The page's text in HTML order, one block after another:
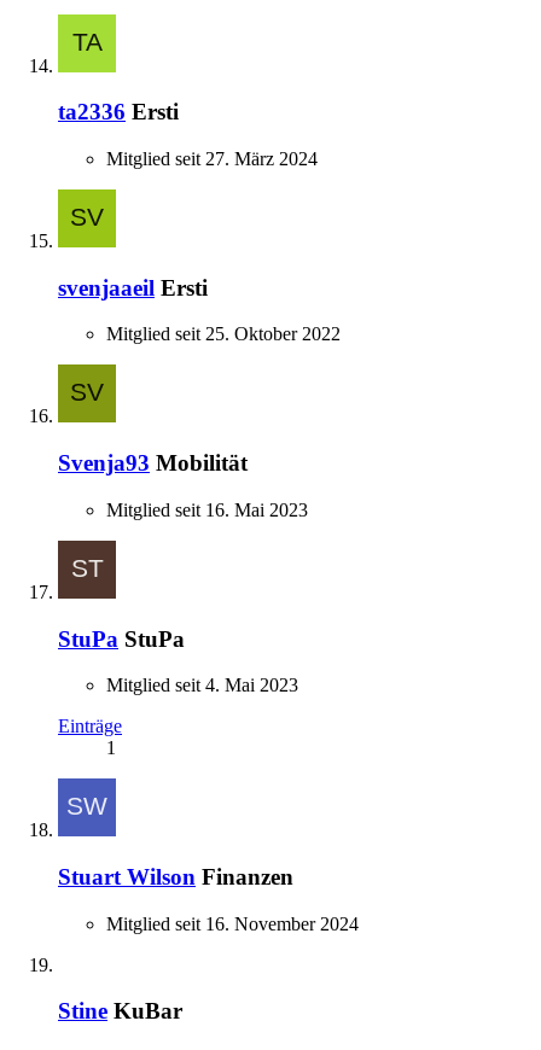
ta2336 Ersti
Mitglied seit 27. März 2024
svenjaaeil Ersti
Mitglied seit 25. Oktober 2022
Svenja93 Mobilität
Mitglied seit 16. Mai 2023
StuPa StuPa
Mitglied seit 4. Mai 2023
Einträge
1
Stuart Wilson Finanzen
Mitglied seit 16. November 2024
Stine KuBar